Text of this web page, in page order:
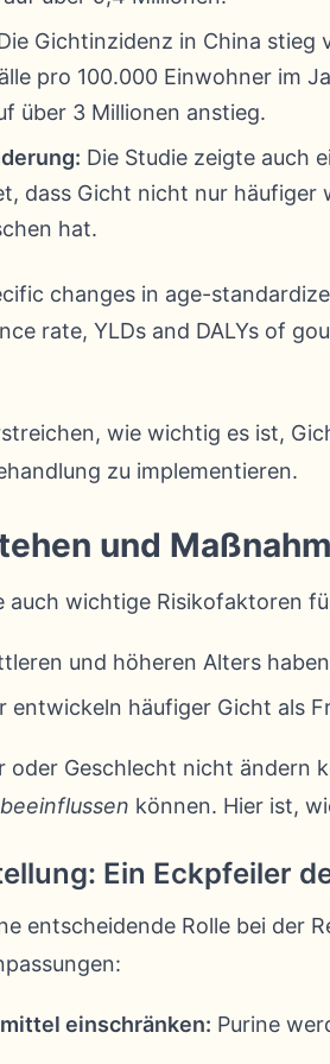
Gichtinzidenz in China stieg
pro 100.000 Einwohner im
über 3 Millionen anstieg.
Die Studie zeigte auch
dass Gicht nicht nur
hat.
wie wichtig es ist,
zu implementieren.
und
auch wichtige Risikofaktoren
und höheren Alters
entwickeln häufiger Gicht als
oder Geschlecht nicht ändern
beeinflussen können. Hier ist,
Ein Eckpfeiler
entscheidende Rolle bei der
einschränken: Purine